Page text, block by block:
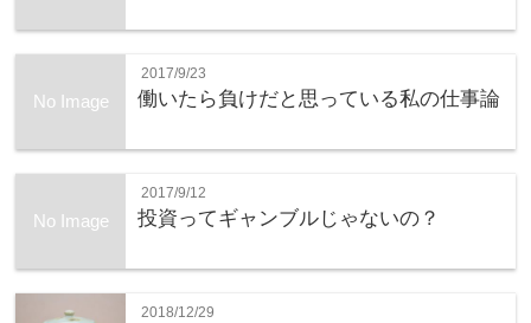
No Image
2017/9/23
働いたら負けだと思っている私の仕事論
No Image
2017/9/12
投資ってギャンブルじゃないの？
2018/12/29